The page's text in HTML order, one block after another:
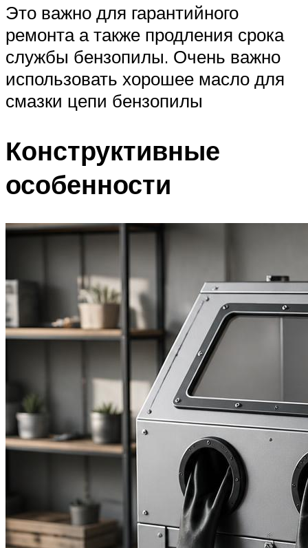
Это важно для гарантийного
ремонта а также продления срока
службы бензопилы. Очень важно
использовать хорошее масло для
смазки цепи бензопилы
Конструктивные
особенности